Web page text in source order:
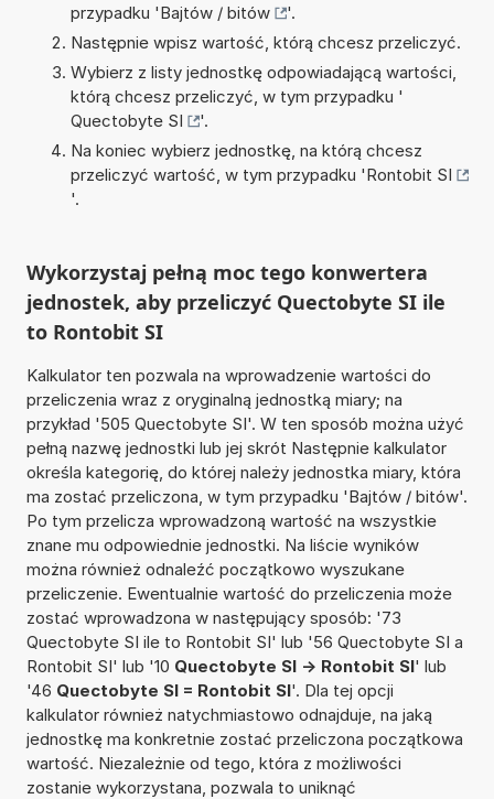
przypadku 'Bajtów / bitów
'.
Następnie wpisz wartość, którą chcesz przeliczyć.
Wybierz z listy jednostkę odpowiadającą wartości,
którą chcesz przeliczyć, w tym przypadku '
Quectobyte SI
'.
Na koniec wybierz jednostkę, na którą chcesz
przeliczyć wartość, w tym przypadku 'Rontobit SI
'.
Wykorzystaj pełną moc tego konwertera
jednostek, aby przeliczyć Quectobyte SI ile
to Rontobit SI
Kalkulator ten pozwala na wprowadzenie wartości do
przeliczenia wraz z oryginalną jednostką miary; na
przykład '505 Quectobyte SI'. W ten sposób można użyć
pełną nazwę jednostki lub jej skrót Następnie kalkulator
określa kategorię, do której należy jednostka miary, która
ma zostać przeliczona, w tym przypadku 'Bajtów / bitów'.
Po tym przelicza wprowadzoną wartość na wszystkie
znane mu odpowiednie jednostki. Na liście wyników
można również odnaleźć początkowo wyszukane
przeliczenie. Ewentualnie wartość do przeliczenia może
zostać wprowadzona w następujący sposób: '73
Quectobyte SI ile to Rontobit SI' lub '56 Quectobyte SI a
Rontobit SI' lub '10 Quectobyte SI -> Rontobit SI' lub
'46 Quectobyte SI = Rontobit SI'. Dla tej opcji
kalkulator również natychmiastowo odnajduje, na jaką
jednostkę ma konkretnie zostać przeliczona początkowa
wartość. Niezależnie od tego, która z możliwości
zostanie wykorzystana, pozwala to uniknąć